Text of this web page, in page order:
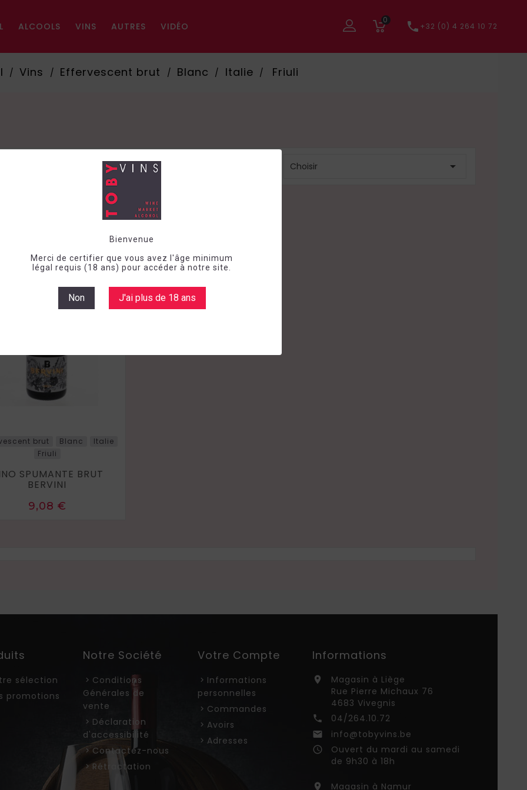
Bienvenue
Merci de certifier que vous avez l'âge minimum
légal requis (18 ans) pour accéder à notre site.
Non J'ai plus de 18 ans
ALCOOLS VINS AUTRES VIDÉO
0  +32 (0) 4 264 10 72
Vins Effervescent brut Blanc Italie Friuli
Choisir 
brut Blanc
Italie
Friuli
SPUMANTE BRUT
BERVINI
Prix
9,08 €
sélection
promotions
Notre Société
Conditions
Générales de
vente
Déclaration
d'accessibilité
Contactez-nous
Rétractation
Votre Compte
Informations
personnelles
Commandes
Avoirs
Adresses
Informations

Magasin à Liège
Rue Pierre Michaux 76
4683 Vivegnis
 04/264.10.72
 info@tobyvins.be
access_time
Ouvert du mardi au samedi
de 9h30 à 18h
 Magasin à Namur